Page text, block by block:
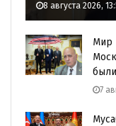
8 августа 2026,
Мир
7